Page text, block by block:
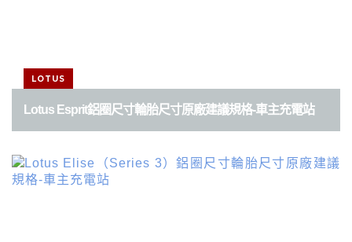
LOTUS
Lotus Esprit鋁圈尺寸輪胎尺寸原廠建議規格-車主充電站